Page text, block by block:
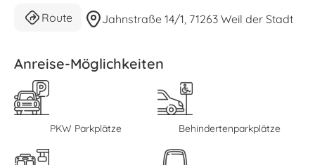
Route Jahnstraße 14/1, 71263 Weil der Stadt
Anreise-Möglichkeiten
PKW Parkplätze Behindertenparkplätze